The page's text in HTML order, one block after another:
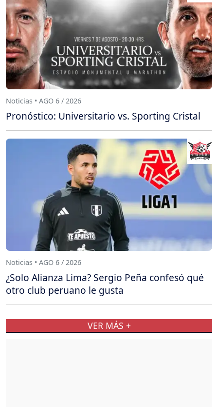
Noticias • AGO 6 / 2026
Pronóstico: Universitario vs. Sporting Cristal
Noticias • AGO 6 / 2026
¿Solo Alianza Lima? Sergio Peña confesó qué
otro club peruano le gusta
VER MÁS +